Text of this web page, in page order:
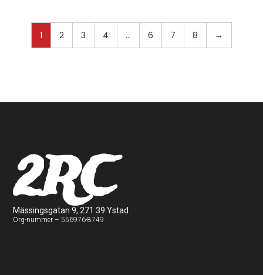
1 2 3 4 … 6 7 8 →
2RC
Mässingsgatan 9, 271 39 Ystad
Org-nummer – 556976-8749